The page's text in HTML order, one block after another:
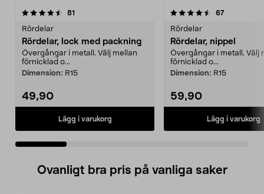
81
Rördelar
Rördelar, lock med packning
Övergångar i metall. Välj mellan
förnicklad o...
Dimension: R15
49,90
Lägg i varukorg
4.5 av 5 stjärnor 67recensioner
Rördelar
Rördelar, nippel
Övergångar i metall. Välj
förnicklad o...
Dimension: R15
59,90
Lägg i varukorg
4.5 av 5 stjärnor
Ovanligt bra pris på vanliga saker